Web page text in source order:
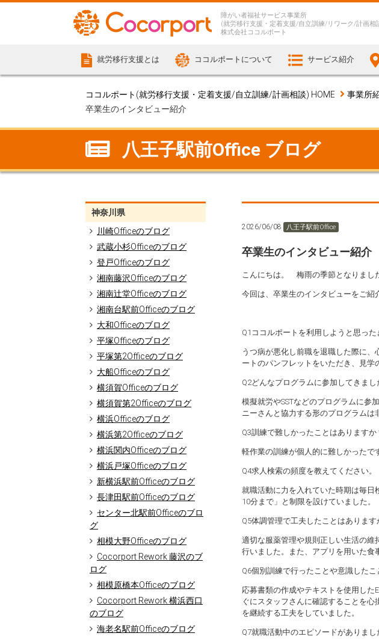
障がい者福祉サービス事業所
(就労移行支援・定着支援/自立訓練/リワーク/計画相
株式会社ココルポート
就労移行支援とは ココルポートについて サービス紹介
ココルポート(就労移行支援・定着支援/自立訓練/計画相談) HOME 事業所
卒業生のインタビュー紹介
八王子駅前Office ブログ
神奈川県
川崎Officeのブログ
武蔵小杉Officeのブログ
登戸Officeのブログ
湘南藤沢Officeのブログ
湘南辻堂Officeのブログ
湘南台駅前Officeのブログ
大和Officeのブログ
平塚Officeのブログ
平塚第2Officeのブログ
大船Officeのブログ
横須賀Officeのブログ
横須賀第2Officeのブログ
横浜Officeのブログ
横浜第2Officeのブログ
横浜関内Officeのブログ
横浜戸塚Officeのブログ
新横浜駅前Officeのブログ
長津田駅前Officeのブログ
センター北駅前Officeのブロ
グ
相模大野Officeのブログ
Cocorport Rework 藤沢のブ
ログ
相模原橋本Officeのブログ
Cocorport Rework 横浜西口
のブログ
海老名駅前Officeのブログ
2026/06/08 八王子駅前Office
卒業生のインタビュー紹介
こんにちは。 梅雨の季節となりまし
今回は、卒業生のインタビューをご紹
Q1ココルポートを利用しようと思った
うつ病が悪化し前職を退職した際に
ートのパンフレットをいただき、見学
Q2どんなプログラムに参加してきまし
模擬就労やSSTなどのプログラムに参
ニーさんと協力する形のプログラムは
Q3訓練で難しかったことはありますか
軽作業の訓練が個人的に難しかったで
Q4求人検索の頻度を教えてください。
就職活動に力を入れていた時期は毎日
10分まで」と制限を設けていました。
Q5体調管理で工夫したことはあります
適切な服薬管理や規則正しい生活の
行いました。また、アプリを用いた食
Q6個別訓練で行ったことや意識したこ
応募書類の作成やテキストを使用した
ぐにスタッフさんに確認することを
を継続する工夫をしていました。
Q7就職活動中のエピソードがありまし